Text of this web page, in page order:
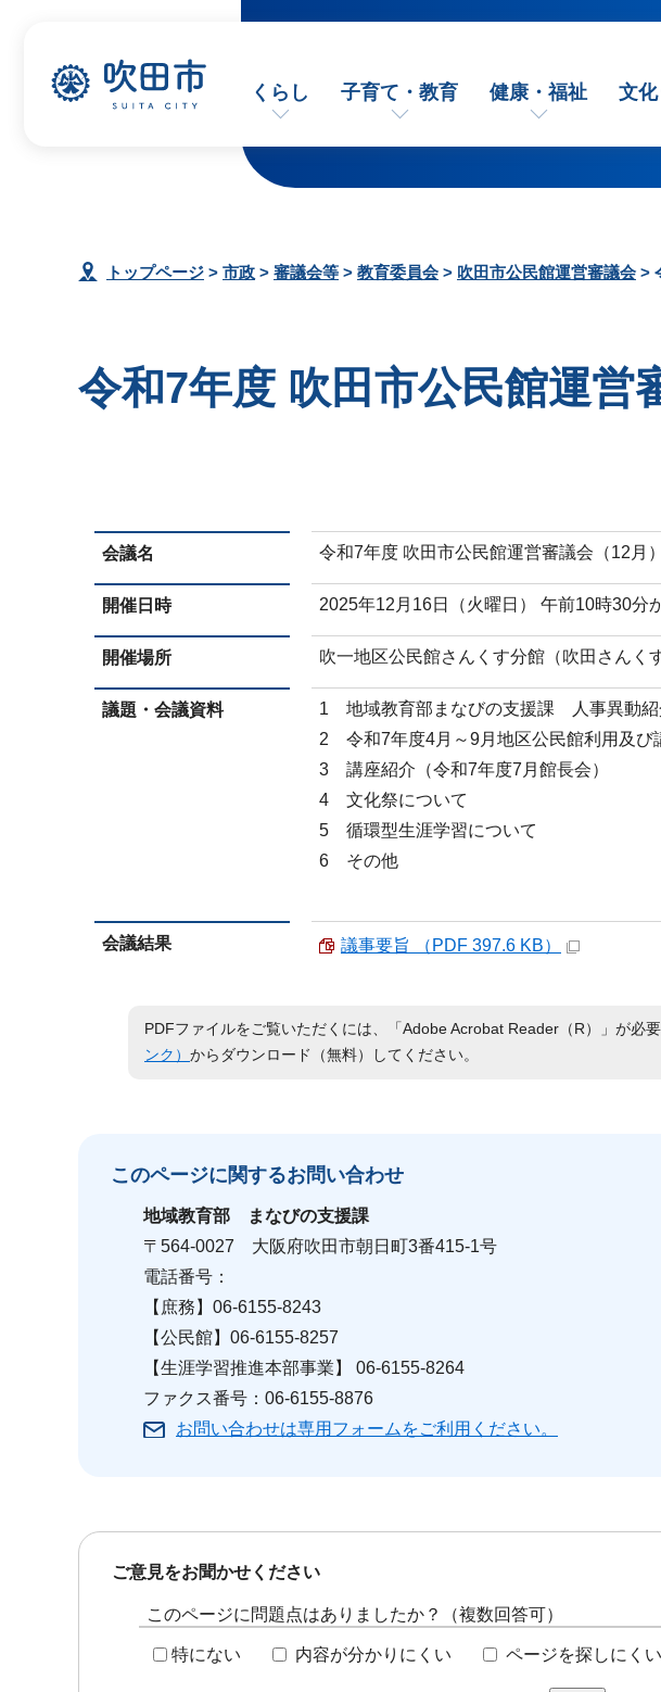
くらし 子育て・教育 健康・福祉 文
トップページ > 市政 > 審議会等 > 教育委員会 > 吹田市公民館運営審議会 >
令和7年度 吹田市公民館運営
会議名 令和7年度 吹田市公民館運営審議会（12月）
開催日時 2025年12月16日（火曜日） 午前10時30分
開催場所 吹一地区公民館さんくす分館（吹田さんく
議題・会議資料
1 地域教育部まなびの支援課 人事異動
2 令和7年度4月～9月地区公民館利用及び
3 講座紹介（令和7年度7月館長会）
4 文化祭について
5 循環型生涯学習について
6 その他
会議結果 議事要旨 （PDF 397.6 KB）
PDFファイルをご覧いただくには、「Adobe Acrobat Reader（R）」が必
ンク） からダウンロード（無料）してください。
このページに関するお問い合わせ
地域教育部
まなびの支援課
〒564-0027 大阪府吹田市朝日町3番415-1号
電話番号：
【庶務】06-6155-8243
【公民館】06-6155-8257
【生涯学習推進本部事業】 06-6155-8264
ファクス番号：06-6155-8876
お問い合わせは専用フォームをご利用ください。
ご意見をお聞かせください
このページに問題点はありましたか？（複数回答可）
特にない 内容が分かりにくい ページを探しにくい